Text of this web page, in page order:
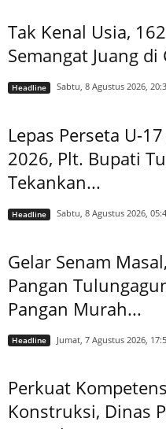
Tak Kenal Usia,
Semangat Juang di
Headline Sabtu, 8 Agustus 2026,
Lepas Perseta U-
2026, Plt. Bupati
Tekankan...
Headline Sabtu, 8 Agustus 2026,
Gelar Senam
Pangan
Pangan Murah...
Headline Jumat, 7 Agustus 2026,
Perkuat
Konstruksi, Dinas